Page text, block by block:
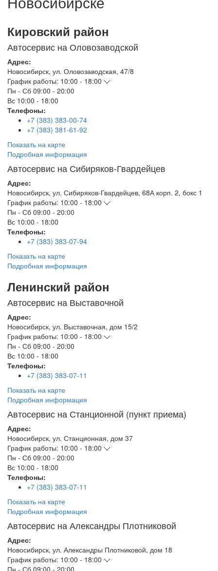
Кировский район
Автосервис на Оловозаводской
Адрес:
Новосибирск, ул. Оловозаводская, 47/8
График работы: 10:00 - 18:00
Пн - Сб 09:00 - 20:00
Вс 10:00 - 18:00
Телефоны:
+7 (383) 383-00-74
+7 (383) 381-61-92
Показать на карте
Подробная информация
Автосервис на Сибиряков-Гвардейцев
Адрес:
Новосибирск, ул. Сибиряков-Гвардейцев, 68А корп. 2, бокс 1
График работы: 10:00 - 18:00
Пн - Сб 09:00 - 20:00
Вс 10:00 - 18:00
Телефоны:
+7 (383) 383-07-94
Показать на карте
Подробная информация
Ленинский район
Автосервис на Выставочной
Адрес:
Новосибирск, ул. Выставочная, дом 15/2
График работы: 10:00 - 18:00
Пн - Сб 09:00 - 20:00
Вс 10:00 - 18:00
Телефоны:
+7 (383) 383-07-11
Показать на карте
Подробная информация
Автосервис на Станционной (пункт приема)
Адрес:
Новосибирск, ул. Станционная, дом 37
График работы: 10:00 - 18:00
Пн - Сб 09:00 - 20:00
Вс 10:00 - 18:00
Телефоны:
+7 (383) 383-07-11
Показать на карте
Подробная информация
Автосервис на Александры Плотниковой
Адрес:
Новосибирск, ул. Александры Плотниковой, дом 18
График работы: 10:00 - 18:00